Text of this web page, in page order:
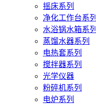
摇床系列
净化工作台系列
水浴锅水箱系列
蒸馏水器系列
电热套系列
搅拌器系列
光学仪器
粉碎机系列
电炉系列